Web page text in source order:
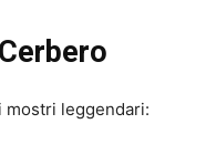
mostri leggendari: